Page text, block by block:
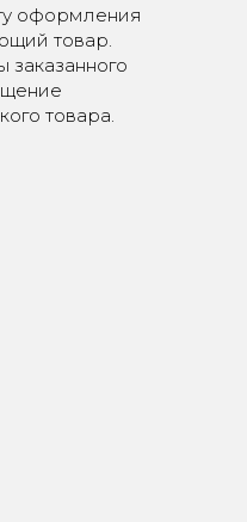
оформления
товар.
товара.